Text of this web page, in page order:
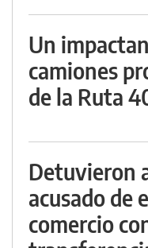
Un
camiones
de la Ruta
Detuvieron
acusado de
comercio